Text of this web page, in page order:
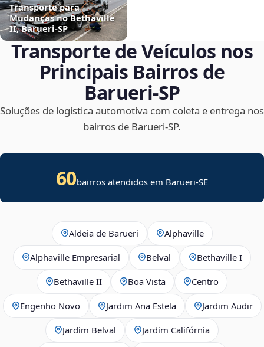
Transporte para
Mudanças no Bethaville
II, Barueri‑SP
Transporte de Veículos nos
Principais Bairros de
Barueri‑SP
Soluções de logística automotiva com coleta e entrega nos
bairros de Barueri‑SP.
60bairros atendidos em Barueri-SE
Aldeia de Barueri Alphaville
Alphaville Empresarial Belval Bethaville I
Bethaville II Boa Vista Centro
Engenho Novo Jardim Ana Estela Jardim Audir
Jardim Belval Jardim Califórnia